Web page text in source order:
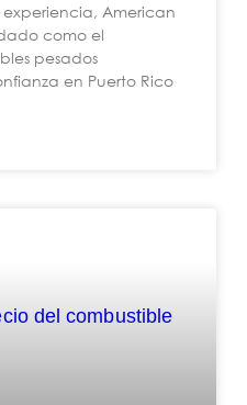
American
como el
pesados
en Puerto Rico